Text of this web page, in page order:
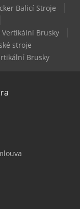
Balicí Stroje
Brusky
stroje
Brusky